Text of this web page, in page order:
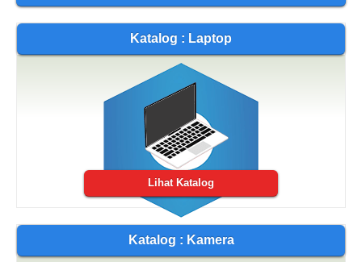
Katalog : Laptop
Lihat Katalog
Katalog : Kamera